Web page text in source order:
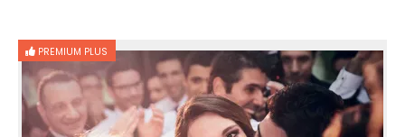
PREMIUM PLUS